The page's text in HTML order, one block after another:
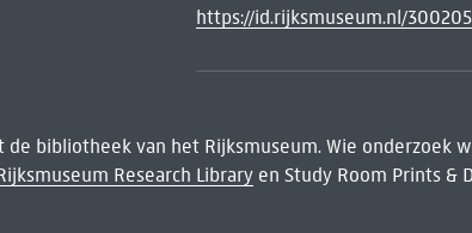
https://id.rijksmuseum.nl/
bibliotheek van het Rijksmuseum. Wie onderzoek
Research Libraryen Study Room Prints &